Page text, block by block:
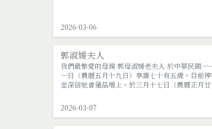
2026-03-06
郭淑媛夫人
我們最摯愛的母親 郭母淑媛老夫人 於中華民國
一日（農曆五月十九日）享壽七十有五歲。目前
並深信她會蓮品增上。於三月十七日（農曆正月
2026-03-07